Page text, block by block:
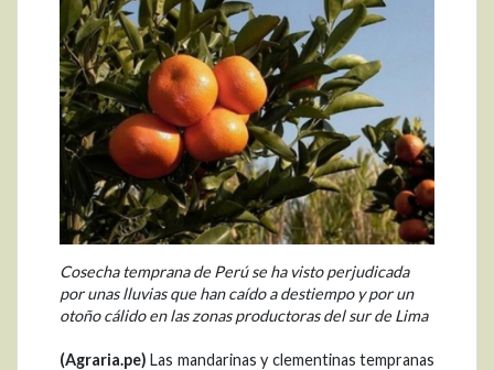
Cosecha temprana de Perú se ha visto perjudicada
por unas lluvias que han caído a destiempo y por un
otoño cálido en las zonas productoras del sur de Lima
(Agraria.pe) Las mandarinas y clementinas tempranas